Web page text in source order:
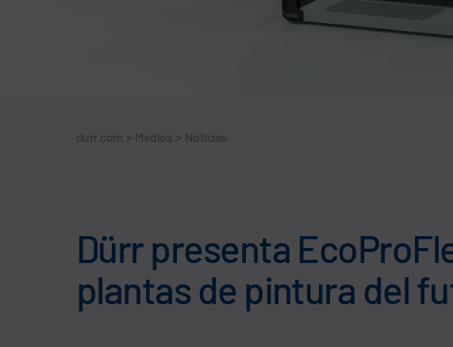
durr.com > Medios > Noticias
Dürr presenta
plantas de pintura del